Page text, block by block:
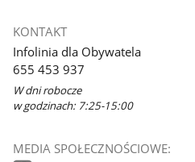
KONTAKT
Infolinia dla Obywatela
655 453 937
W dni robocze
w godzinach: 7:25-15:00
MEDIA SPOŁECZNOŚCIOWE: